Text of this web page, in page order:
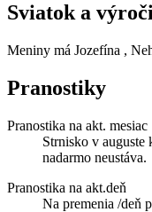
Sviatok a
Meniny má Jozefína ,
Pranostiky
Pranostika na akt. mesiac
Strnisko v auguste
nadarmo neustáva.
Pranostika na akt.deň
Na premenia /deň